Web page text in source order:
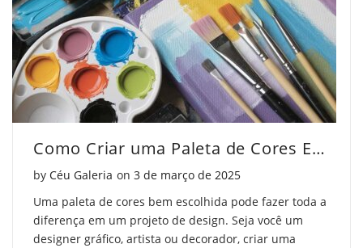
Como Criar uma Paleta de Cores Exclusiva
by Céu Galeria on Posted on
3 de março de 2025
Uma paleta de cores bem escolhida pode fazer toda a
diferença em um projeto de design. Seja você um
designer gráfico, artista ou decorador, criar uma